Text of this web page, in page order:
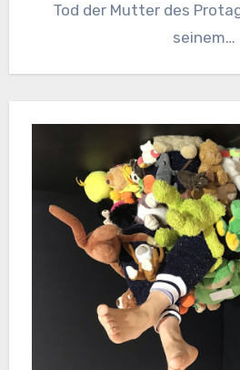
Tod der Mutter des
seinem…